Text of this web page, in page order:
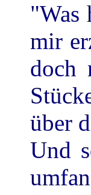
"Was
mir
doch
über
Und